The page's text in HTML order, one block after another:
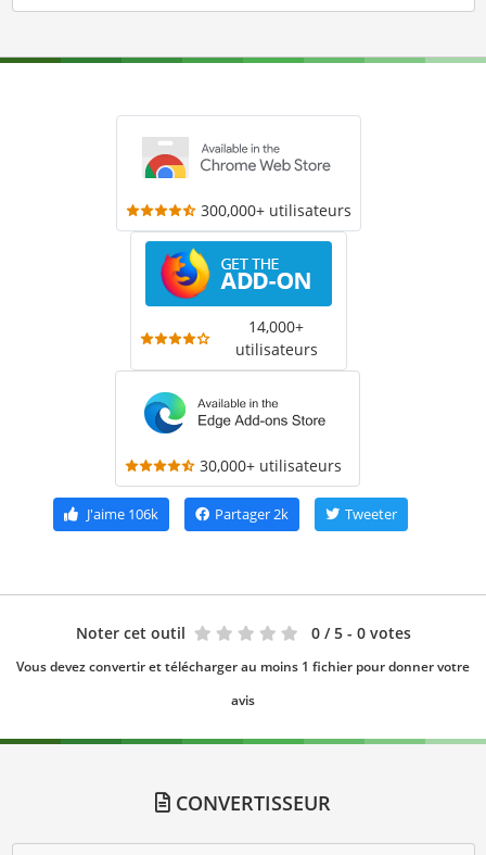
300,000+ utilisateurs
14,000+
utilisateurs
30,000+ utilisateurs
J'aime106k Partager2k Tweeter
Noter cet outil 0 / 5 - 0 votes
Vous devez convertir et télécharger au moins 1 fichier pour donner votre
avis
CONVERTISSEUR